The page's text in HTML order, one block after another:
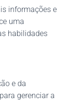
informações e
uma
habilidades
e da
gerenciar a